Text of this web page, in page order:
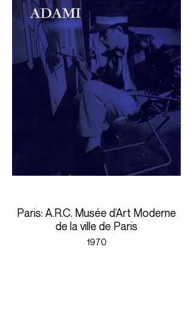
Paris: A.R.C. Musée d’Art Moderne
de la ville de Paris
1970